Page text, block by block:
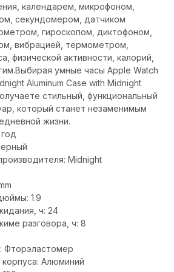
календарем, микрофоном,
секундомером, датчиком
гироскопом, диктофоном,
вибрацией, термометром,
физической активности, калорий,
умные часы Apple Watch
Aluminum Case with Midnight
стильный, функциональный
который станет незаменимым
жизни.
Midnight
1.9
ч: 24
разговора, ч: 8
Фторэластомер
Алюминий